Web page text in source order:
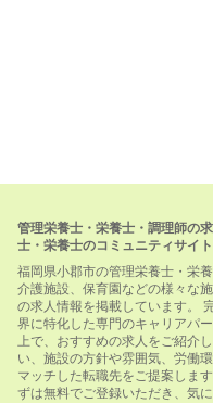
管理栄養士・栄養士・調理師の
士・栄養士のコミュニティサイ
福岡県小郡市の管理栄養士・栄
介護施設、保育園などの様々な
の求人情報を掲載しています。
界に特化した専門のキャリアパ
上で、おすすめの求人をご紹介
い、施設の方針や雰囲気、労働
マッチした転職先をご提案しま
ずは無料でご登録いただき、気